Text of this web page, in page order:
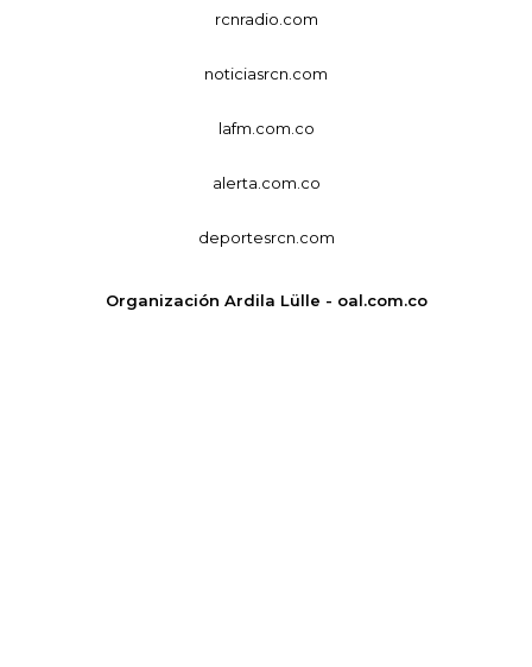
rcnradio.com
noticiasrcn.com
lafm.com.co
alerta.com.co
deportesrcn.com
Organización Ardila Lülle - oal.com.co